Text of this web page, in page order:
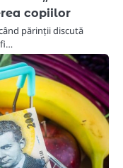
copiilor
părinții discută
fi…